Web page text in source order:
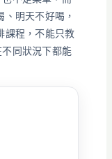
明天不好喝，
課程，不能只教
同狀況下都能